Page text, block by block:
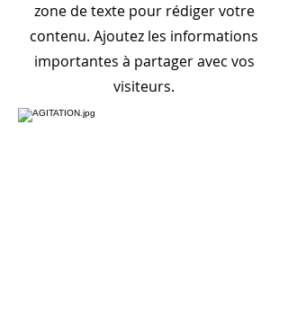
zone de texte pour rédiger votre
contenu. Ajoutez les informations
importantes à partager avec vos
visiteurs.